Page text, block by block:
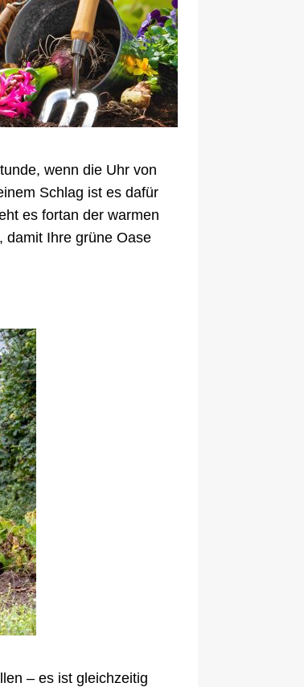
wenn die Uhr von
Schlag ist es dafür
es fortan der warmen
damit Ihre grüne Oase
– es ist gleichzeitig